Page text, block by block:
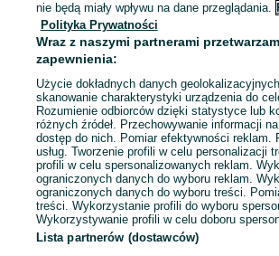
Mapa kategorii
Mapa miejscowości
Mapa ministron
Popularne wyszukiwania
nie będą miały wpływu na dane przeglądania.
Polityka Prywatności
Wraz z naszymi partnerami
zapewnienia:
Użycie dokładnych danych
skanowanie charakterystyki urządzenia do
Rozumienie odbiorców dzięki statystyce lub
różnych źródeł. Przechowywanie informacji
dostęp do nich. Pomiar efektywności reklam.
usług. Tworzenie profili w celu personalizacji
profili w celu spersonalizowanych reklam.
ograniczonych danych do wyboru reklam.
ograniczonych danych do wyboru treści.
treści. Wykorzystanie profili do wyboru
Wykorzystywanie profili w celu doboru
Lista partnerów (dostawców)